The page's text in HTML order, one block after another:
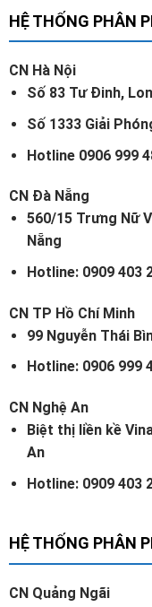
HỆ THỐNG PHÂN
CN Hà Nội
Số 83 Tư Đinh,
Số 1333 Giải
Hotline 0906 999
CN Đà Nẵng
560/15 Trưng Nữ
Nẵng
Hotline: 0909 403
CN TP Hồ Chí Minh
99 Nguyễn Thái
Hotline: 0906 999
CN Nghệ An
Biệt thị liền kề
An
Hotline: 0909 403
HỆ THỐNG PHÂN
CN Quảng Ngãi